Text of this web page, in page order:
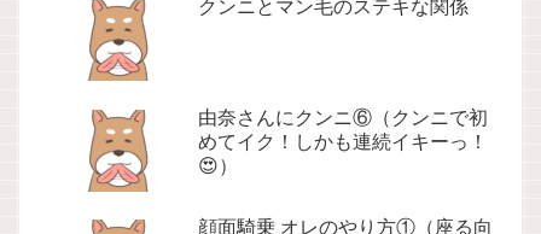
クンニとマン毛のステキな関係
由奈さんにクンニ⑥（クンニで初
めてイク！しかも連続イキーっ！
😍）
顔面騎乗 オレのやり方①（座る向